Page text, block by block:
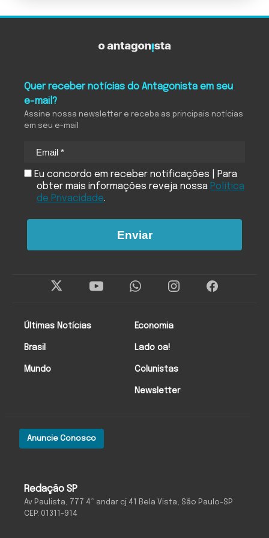
Redação SP
Av Paulista, 777 4º andar cj 41 Bela Vista, São Paulo-SP
CEP: 01311-914
Anuncie Conosco
Últimas Notícias
Brasil
Mundo
Economia
Lado oa!
Colunistas
Newsletter
Quer receber notícias do Antagonista em seu
e-mail?
Assine nossa newsletter e receba as principais notícias
em seu e-mail
Eu concordo em receber notificações | Para
obter mais informações reveja nossa Política
de Privacidade.
Enviar